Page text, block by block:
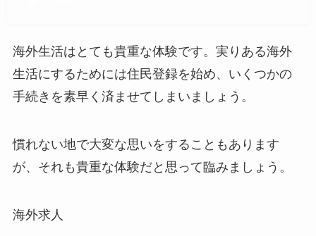
海外生活はとても貴重な体験です。実りある海外
生活にするためには住民登録を始め、いくつかの
手続きを素早く済ませてしまいましょう。
慣れない地で大変な思いをすることもあります
が、それも貴重な体験だと思って臨みましょう。
海外求人